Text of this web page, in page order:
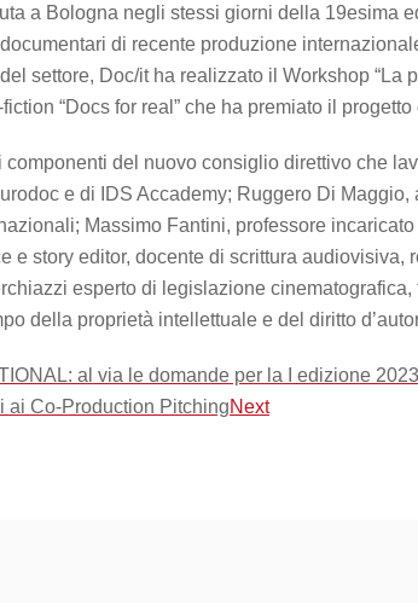
a Bologna negli stessi giorni della 19esima
di recente produzione
settore, Doc/it ha realizzato il Workshop
“Docs for real” che ha premiato il
del nuovo consiglio direttivo che
e di IDS Accademy; Ruggero Di
Massimo Fantini, professore
story editor, docente di scrittura
esperto di legislazione
della proprietà intellettuale e del diritto
al via le domande per la I edizione 2023
ai Co-Production PitchingNext